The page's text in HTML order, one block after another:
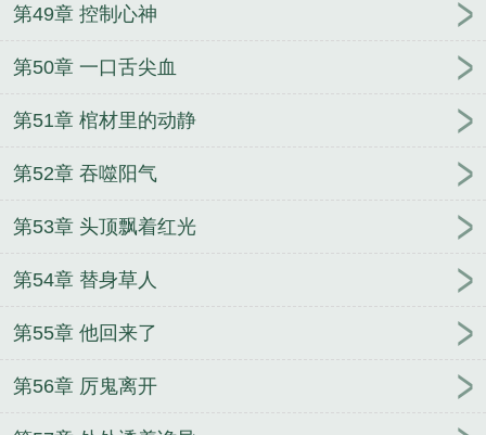
第49章 控制心神
第50章 一口舌尖血
第51章 棺材里的动静
第52章 吞噬阳气
第53章 头顶飘着红光
第54章 替身草人
第55章 他回来了
第56章 厉鬼离开